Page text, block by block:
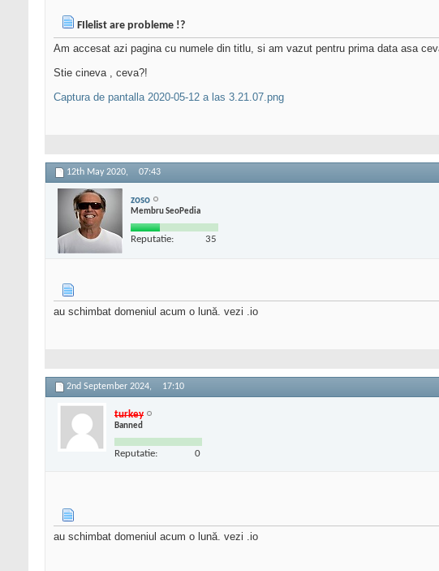
FIlelist are probleme !?
Am accesat azi pagina cu numele din titlu, si am vazut pentru prima data asa
Stie cineva , ceva?!
Captura de pantalla 2020-05-12 a las 3.21.07.png
12th May 2020, 07:43
zoso
Membru SeoPedia
Reputatie: 35
au schimbat domeniul acum o lună. vezi .io
2nd September 2024, 17:10
turkey
Banned
Reputatie: 0
au schimbat domeniul acum o lună. vezi .io